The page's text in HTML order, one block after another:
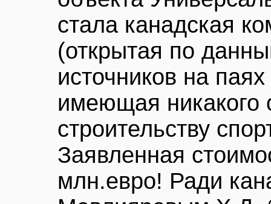
стала канадская
(открытая по
источников на
имеющая никакого
строительству
Заявленная
млн.евро! Ради